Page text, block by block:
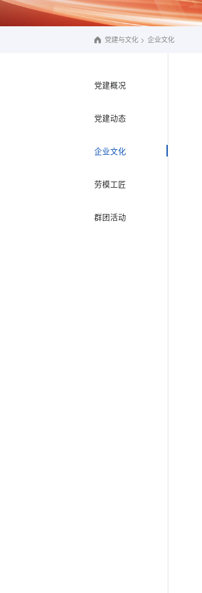
党建与文化 企业文化
党建概况
党建动态
企业文化
劳模工匠
群团活动